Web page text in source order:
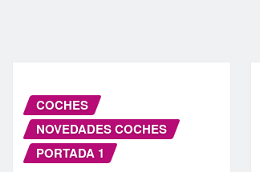
COCHES
NOVEDADES COCHES
PORTADA 1